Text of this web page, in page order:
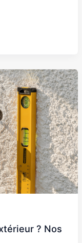
? Nos